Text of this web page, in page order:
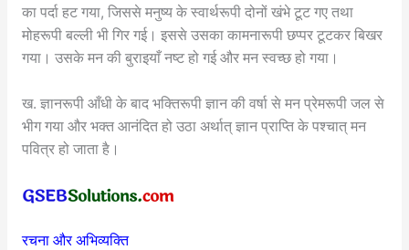
का पर्दा हट गया, जिससे मनुष्य के स्वार्थरूपी दोनों खंभे टूट गए तथा
मोहरूपी बल्ली भी गिर गई। इससे उसका कामनारूपी छप्पर टूटकर बिखर
गया। उसके मन की बुराइयाँ नष्ट हो गई और मन स्वच्छ हो गया।
ख. ज्ञानरूपी आँधी के बाद भक्तिरूपी ज्ञान की वर्षा से मन प्रेमरूपी जल से
भीग गया और भक्त आनंदित हो उठा अर्थात् ज्ञान प्राप्ति के पश्चात् मन
पवित्र हो जाता है।
रचना और अभिव्यक्ति